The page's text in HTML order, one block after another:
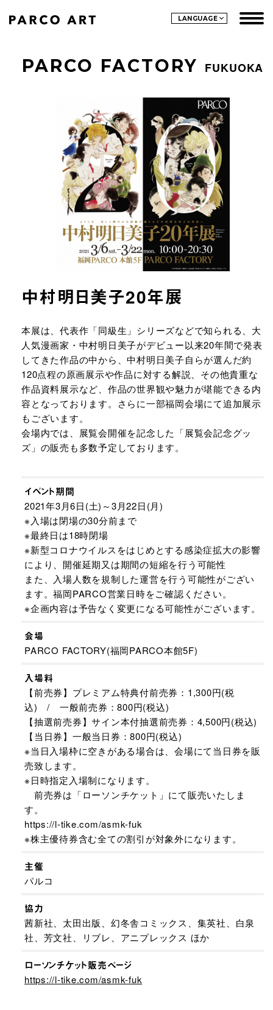
LANGUAGE
PARCO FACTORY FUKUOKA
中村明日美子20年展
URLをコピーする
本展は、代表作「同級生」シリーズなどで知られる、大
人気漫画家・中村明日美子がデビュー以来20年間で発表
してきた作品の中から、中村明日美子自らが選んだ約
120点程の原画展示や作品に対する解説、その他貴重な
作品資料展示など、作品の世界観や魅力が堪能できる内
容となっております。さらに一部福岡会場にて追加展示
もございます。
会場内では、展覧会開催を記念した「展覧会記念グッ
ズ」の販売も多数予定しております。
イベント期間
2021年3月6日(土)～3月22日(月)
※入場は閉場の30分前まで
※最終日は18時閉場
※新型コロナウイルスをはじめとする感染症拡大の影響
により、開催延期又は期間の短縮を行う可能性
また、入場人数を規制した運営を行う可能性がござい
ます。福岡PARCO営業日時をご確認ください。
※企画内容は予告なく変更になる可能性がございます。
会場
PARCO FACTORY(福岡PARCO本館5F)
入場料
【前売券】プレミアム特典付前売券：1,300円(税
込) / 一般前売券：800円(税込)
【抽選前売券】サイン本付抽選前売券：4,500円(税込)
【当日券】一般当日券：800円(税込)
※当日入場枠に空きがある場合は、会場にて当日券を販
売致します。
※日時指定入場制になります。
前売券は「ローソンチケット」にて販売いたしま
す。
https://l-tike.com/asmk-fuk
※株主優待券含む全ての割引が対象外になります。
主催
パルコ
協力
茜新社、太田出版、幻冬舎コミックス、集英社、白泉
社、芳文社、リブレ、アニプレックス ほか
ローソンチケット販売ページ
https://l-tike.com/asmk-fuk